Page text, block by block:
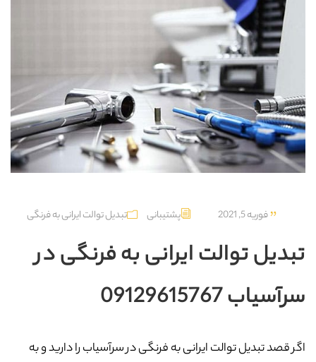
فوریه 5, 2021 پشتیبانی تبدیل توالت ایرانی به فرنگی
تبدیل توالت ایرانی به فرنگی در
سرآسیاب 09129615767
اگر قصد تبدیل توالت ایرانی به فرنگی در سرآسیاب را دارید و به